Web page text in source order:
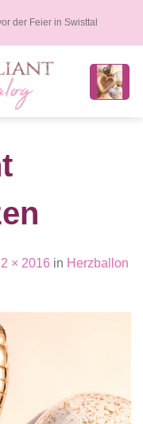
der Feier in Swisttal
× 2016 in Herzballon